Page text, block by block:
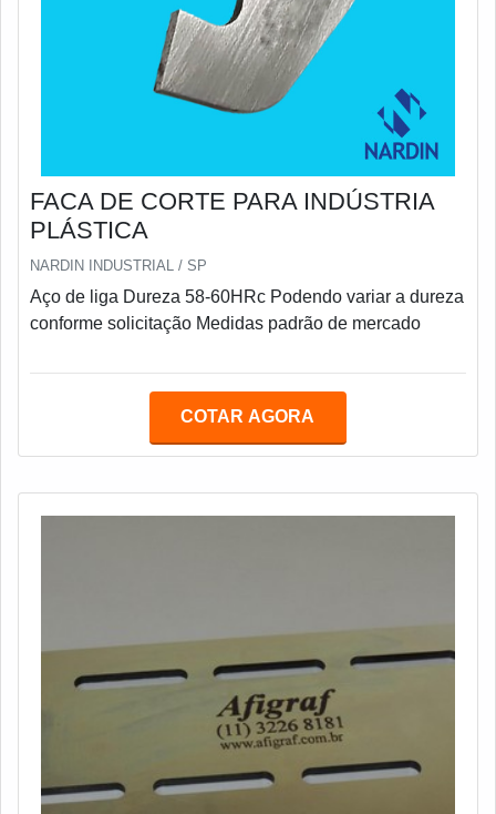
FACA DE CORTE PARA INDÚSTRIA
PLÁSTICA
NARDIN INDUSTRIAL / SP
Aço de liga Dureza 58-60HRc Podendo variar a dureza
conforme solicitação Medidas padrão de mercado
COTAR AGORA